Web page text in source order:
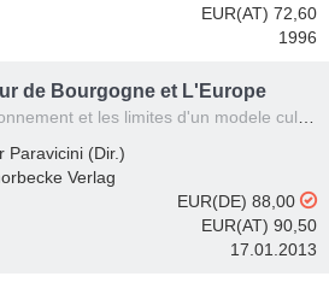
EUR(AT) 72,60
1996
de Bourgogne et L'Europe
et les limites d'un modele culturel
Paravicini (Dir.)
Verlag
EUR(DE) 88,00
EUR(AT) 90,50
17.01.2013